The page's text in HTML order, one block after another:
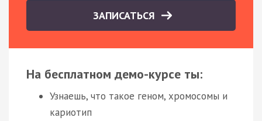
ЗАПИСАТЬСЯ
На бесплатном демо-курсе ты:
Узнаешь, что такое геном, хромосомы и
кариотип